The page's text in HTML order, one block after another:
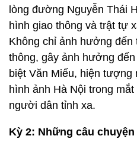
lòng đường Nguyễn Thái
hình giao thông và trật tự
Không chỉ ảnh hưởng đến
thông, gây ảnh hưởng
biệt Văn Miếu, hiện tượng
hình ảnh Hà Nội trong
người dân tỉnh xa.
Kỳ 2: Những câu